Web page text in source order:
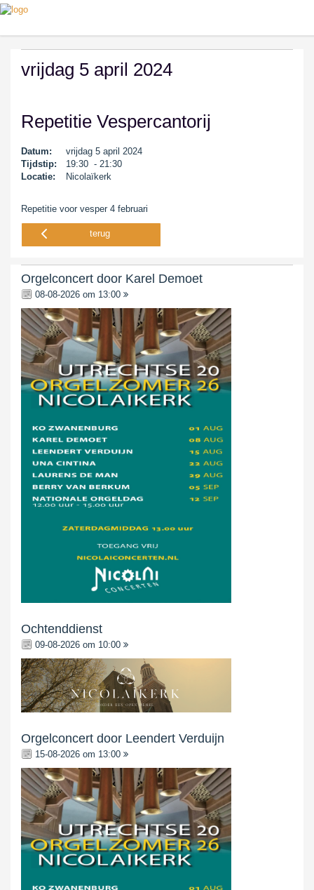
vrijdag 5 april 2024
Repetitie Vespercantorij
Datum:
vrijdag 5 april 2024
Tijdstip:
19:30 - 21:30
Locatie:
Nicolaïkerk
Repetitie voor vesper 4 februari
terug
Orgelconcert door Karel Demoet
08-08-2026 om 13:00
Ochtenddienst
09-08-2026 om 10:00
Orgelconcert door Leendert Verduijn
15-08-2026 om 13:00